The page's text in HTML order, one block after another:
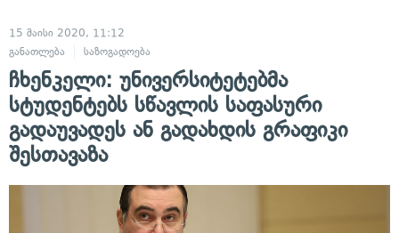
15 მაისი 2020, 11:12
განათლება
საზოგადოება
ჩხენკელი: უნივერსიტეტებმა
სტუდენტებს სწავლის საფასური
გადაუვადეს ან გადახდის გრაფიკი
შესთავაზა